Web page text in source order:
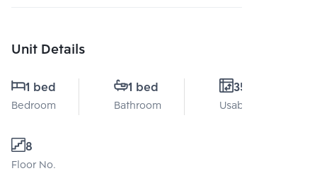
Unit Details
1 bed
Bedroom
1 bed
Bathroom
35 Sq.m.
Usable area
8
Floor No.